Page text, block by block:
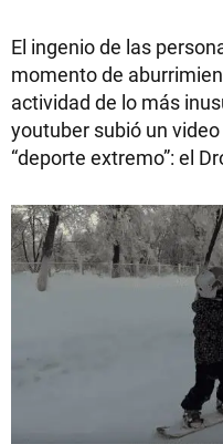
El ingenio de las
momento de
actividad de lo más
youtuber subió un
“deporte extremo”: el